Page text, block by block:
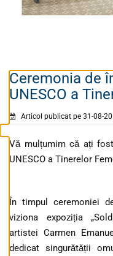
Ceremonia de
UNESCO a
Articol publicat pe 31-08-
Vă mulțumim că ați
UNESCO a Tinerelor
În timpul ceremoniei
viziona expoziția
artistei Carmen
dedicat singurătății